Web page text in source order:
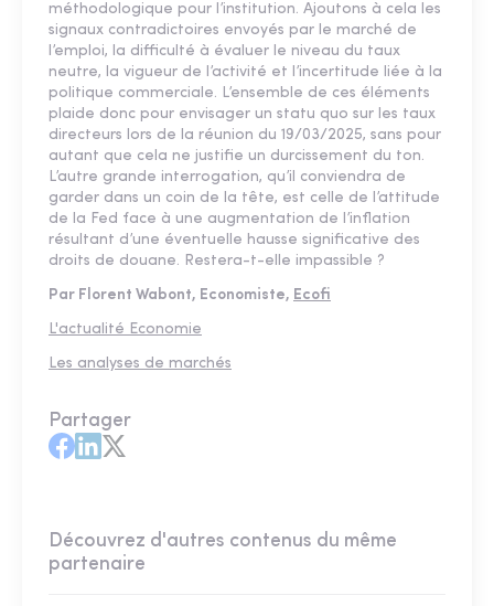
méthodologique pour l’institution. Ajoutons à cela les
signaux contradictoires envoyés par le marché de
l’emploi, la difficulté à évaluer le niveau du taux
neutre, la vigueur de l’activité et l’incertitude liée à la
politique commerciale. L’ensemble de ces éléments
plaide donc pour envisager un statu quo sur les taux
directeurs lors de la réunion du 19/03/2025, sans pour
autant que cela ne justifie un durcissement du ton.
L’autre grande interrogation, qu’il conviendra de
garder dans un coin de la tête, est celle de l’attitude
de la Fed face à une augmentation de l’inflation
résultant d’une éventuelle hausse significative des
droits de douane. Restera-t-elle impassible ?
Par Florent Wabont, Economiste, Ecofi
L'actualité Economie
Les analyses de marchés
Partager
Découvrez d'autres contenus du même
partenaire